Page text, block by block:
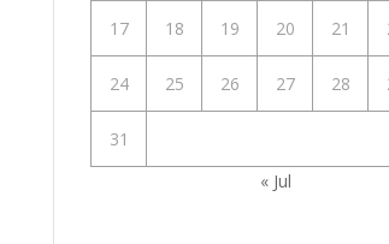
17 18 19 20 21
24 25 26 27 28
31
« Jul